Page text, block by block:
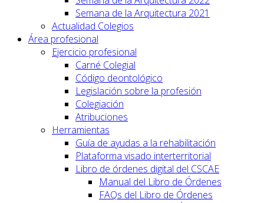
Semana de la Arquitectura 2021
Actualidad Colegios
Área profesional
Ejercicio profesional
Carné Colegial
Código deontológico
Legislación sobre la profesión
Colegiación
Atribuciones
Herramientas
Guía de ayudas a la rehabilitación
Plataforma visado interterritorial
Libro de órdenes digital del CSCAE
Manual del Libro de Órdenes
FAQs del Libro de Órdenes